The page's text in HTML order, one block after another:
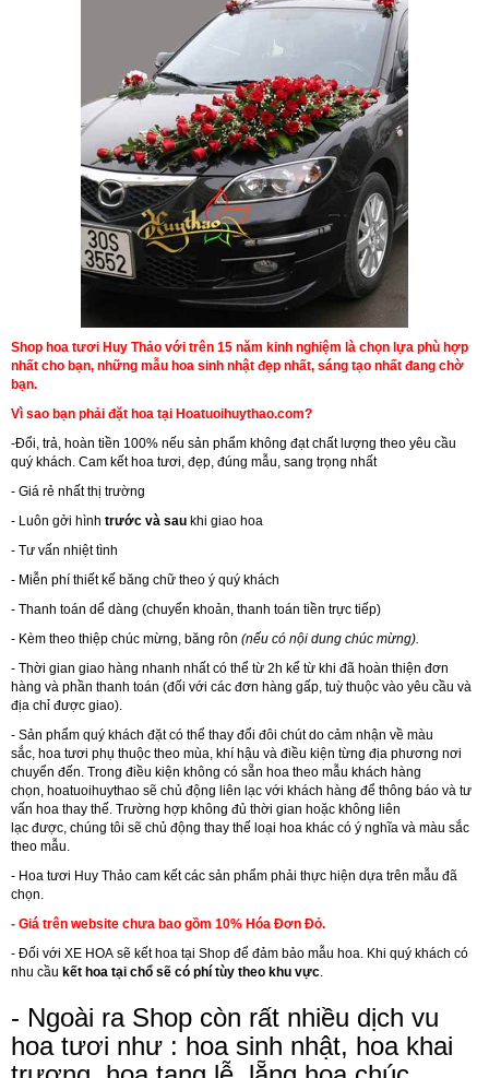
Shop hoa tươi Huy Thảo với trên 15 năm kinh nghiệm là chọn lựa phù hợp
nhất cho bạn, những mẫu hoa sinh nhật đẹp nhất, sáng tạo nhất đang chờ
bạn.
Vì sao bạn phải đặt hoa tại Hoatuoihuythao.com?
-Đổi, trả, hoàn tiền 100% nếu sản phẩm không đạt chất lượng theo yêu cầu
quý khách. Cam kết hoa tươi, đẹp, đúng mẫu, sang trọng nhất
- Giá rẻ nhất thị trường
- Luôn gởi hình trước và sau khi giao hoa
- Tư vấn nhiệt tình
- Miễn phí thiết kế băng chữ theo ý quý khách
- Thanh toán dể dàng (chuyển khoản, thanh toán tiền trực tiếp)
- Kèm theo thiệp chúc mừng, băng rôn (nếu có nội dung chúc mừng).
- Thời gian giao hàng nhanh nhất có thể từ 2h kể từ khi đã hoàn thiện đơn
hàng và phần thanh toán (đối với các đơn hàng gấp, tuỳ thuộc vào yêu cầu và
địa chỉ được giao).
- Sản phẩm quý khách đặt có thể thay đổi đôi chút do cảm nhận về màu
sắc, hoa tươi phụ thuộc theo mùa, khí hậu và điều kiện từng địa phương nơi
chuyển đến. Trong điều kiện không có sẵn hoa theo mẫu khách hàng
chọn, hoatuoihuythao sẽ chủ động liên lạc với khách hàng để thông báo và tư
vấn hoa thay thế. Trường hợp không đủ thời gian hoặc không liên
lạc được, chúng tôi sẽ chủ động thay thế loại hoa khác có ý nghĩa và màu sắc
theo mẫu.
- Hoa tươi Huy Thảo cam kết các sản phẩm phải thực hiện dựa trên mẫu đã
chọn.
- Giá trên website chưa bao gồm 10% Hóa Đơn Đỏ.
- Đối với XE HOA sẽ kết hoa tại Shop để đảm bảo mẫu hoa. Khi quý khách có
nhu cầu kết hoa tại chổ sẽ có phí tùy theo khu vực.
- Ngoài ra Shop còn rất nhiều dịch vu
hoa tươi như : hoa sinh nhật, hoa khai